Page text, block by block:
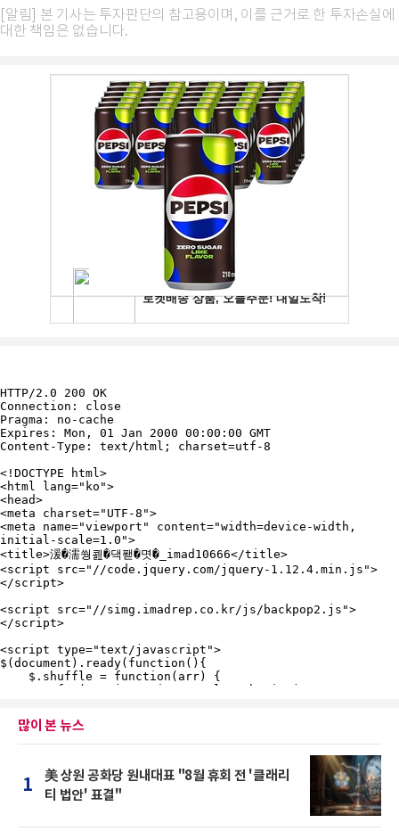
[알림] 본 기사는 투자판단의 참고용이며, 이를 근거로 한 투자손실에
대한 책임은 없습니다.
많이 본 뉴스
1
美 상원 공화당 원내대표 "8월 휴회 전 '클래리
티 법안' 표결"